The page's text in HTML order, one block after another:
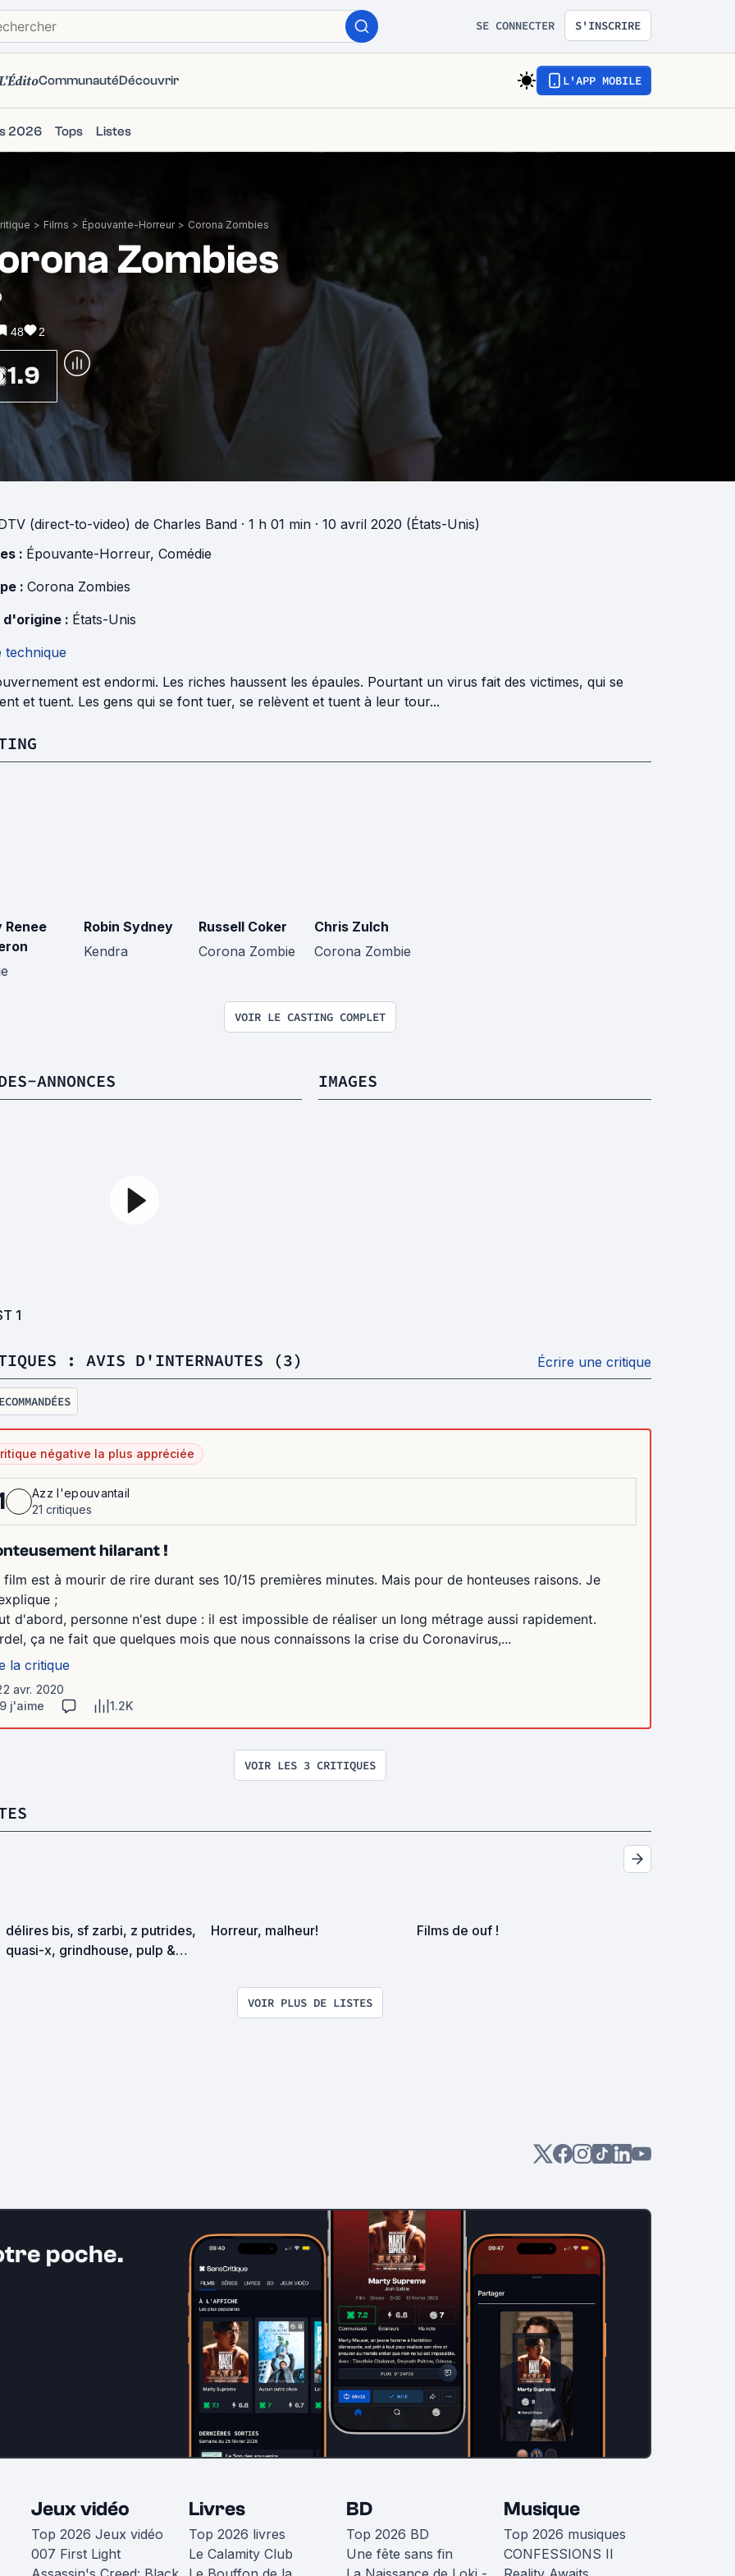
SE CONNECTER S'INSCRIRE
CommunautéDécouvrir L'APP MOBILE
2026 Tops Listes
> Films > Épouvante-Horreur > Corona Zombies
Zombies
48 2
1.9
(direct-to-video) de Charles Band · 1 h 01 min · 10 avril 2020 (États-Unis)
: Épouvante-Horreur, Comédie
: Corona Zombies
d'origine : États-Unis
technique
est endormi. Les riches haussent les épaules. Pourtant un virus fait des victimes, qui se
et tuent. Les gens qui se font tuer, se relèvent et tuent à leur tour...
Renee
Robin Sydney
Kendra
Russell Coker
Corona Zombie
Chris Zulch
Corona Zombie
VOIR LE CASTING COMPLET
ANNONCES
1
IMAGES
: AVIS D'INTERNAUTES (3) Écrire une critique
négative la plus appréciée
Azz l'epouvantail
21 critiques
hilarant !
film est à mourir de rire durant ses 10/15 premières minutes. Mais pour de honteuses raisons. Je
;
d'abord, personne n'est dupe : il est impossible de réaliser un long métrage aussi rapidement.
ça ne fait que quelques mois que nous connaissons la crise du Coronavirus,...
la critique
avr. 2020
9 j'aime
1.2K
VOIR LES 3 CRITIQUES
délires bis, sf zarbi, z putrides,
quasi-x, grindhouse, pulp &
Horreur, malheur! Films de ouf !
VOIR PLUS DE LISTES
poche.
Jeux vidéo
Top 2026 Jeux vidéo
007 First Light
Livres
Top 2026 livres
Le Calamity Club
BD
Top 2026 BD
Une fête sans fin
Musique
Top 2026 musiques
CONFESSIONS II